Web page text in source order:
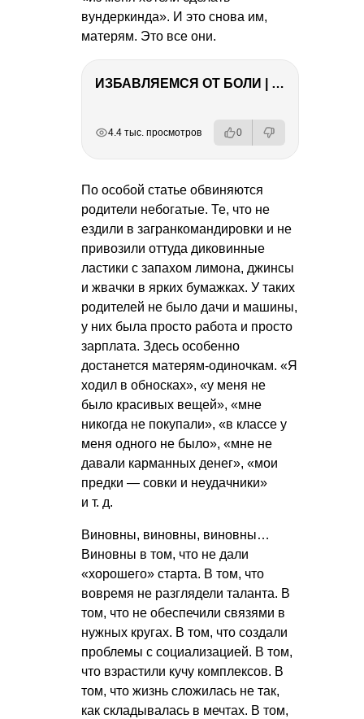
вундеркинда». И это снова им,
матерям. Это все они.
ИЗБАВЛЯЕМСЯ ОТ БОЛИ | Важность режима и питания
4.4 тыс. просмотров 0
По особой статье обвиняются
родители небогатые. Те, что не
ездили в загранкомандировки и не
привозили оттуда диковинные
ластики с запахом лимона, джинсы
и жвачки в ярких бумажках. У таких
родителей не было дачи и машины,
у них была просто работа и просто
зарплата. Здесь особенно
достанется матерям-одиночкам. «Я
ходил в обносках», «у меня не
было красивых вещей», «мне
никогда не покупали», «в классе у
меня одного не было», «мне не
давали карманных денег», «мои
предки — совки и неудачники»
и т. д.
Виновны, виновны, виновны…
Виновны в том, что не дали
«хорошего» старта. В том, что
вовремя не разглядели таланта. В
том, что не обеспечили связями в
нужных кругах. В том, что создали
проблемы с социализацией. В том,
что взрастили кучу комплексов. В
том, что жизнь сложилась не так,
как складывалась в мечтах. В том,